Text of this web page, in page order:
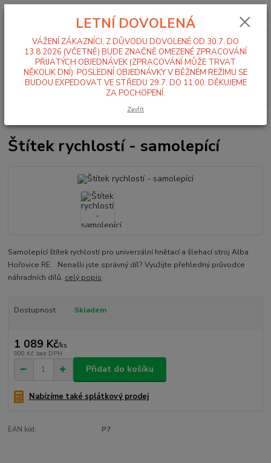
Menu
Hledat
0,00 Kč
Štítek rychlostí - samolepící
Samolepící štítek rychlostí pro univerzální hnětací a šlehací stroj Alba
Hořovice RE. Nenašli jste správný díl? Využijte přehledný průvodce
náhradních dílů. celý popis
Dostupnost Skladem
1 089 Kč/ks
900 Kč bez DPH
Přidat do košíku
Nabízíme také splátkový prodej
EAN kód: P7
LETNÍ DOVOLENÁ
VÁŽENÍ ZÁKAZNÍCI, Z DŮVODU DOVOLENÉ OD 30.7. DO
13.8.2026 (VČETNĚ) BUDE ZNAČNĚ OMEZENÉ ZPRACOVÁNÍ
PŘIJATÝCH OBJEDNÁVEK (ZPRACOVÁNÍ MŮŽE TRVAT
NĚKOLIK DNÍ). POSLEDNÍ OBJEDNÁVKY V BĚŽNÉM REŽIMU SE
BUDOU EXPEDOVAT VE STŘEDU 29.7. DO 11:00. DĚKUJEME
ZA POCHOPENÍ.
Zavřít